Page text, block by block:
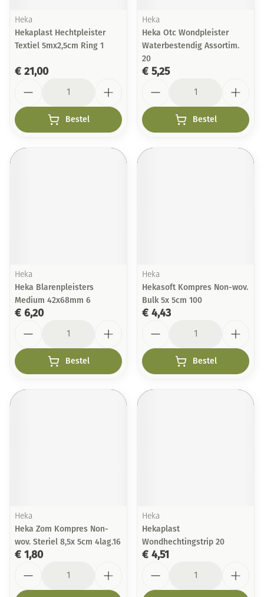
Heka
Hekaplast Hechtpleister
Textiel 5mx2,5cm Ring 1
€ 21,00
Bestel
Heka
Heka Otc Wondpleister
Waterbestendig Assortim.
20
€ 5,25
Bestel
Heka
Heka Blarenpleisters
Medium 42x68mm 6
€ 6,20
Bestel
Heka
Hekasoft Kompres Non-wov.
Bulk 5x 5cm 100
€ 4,43
Bestel
Heka
Heka Zom Kompres Non-
wov. Steriel 8,5x 5cm 4lag.16
€ 1,80
Heka
Hekaplast
Wondhechtingstrip 20
€ 4,51